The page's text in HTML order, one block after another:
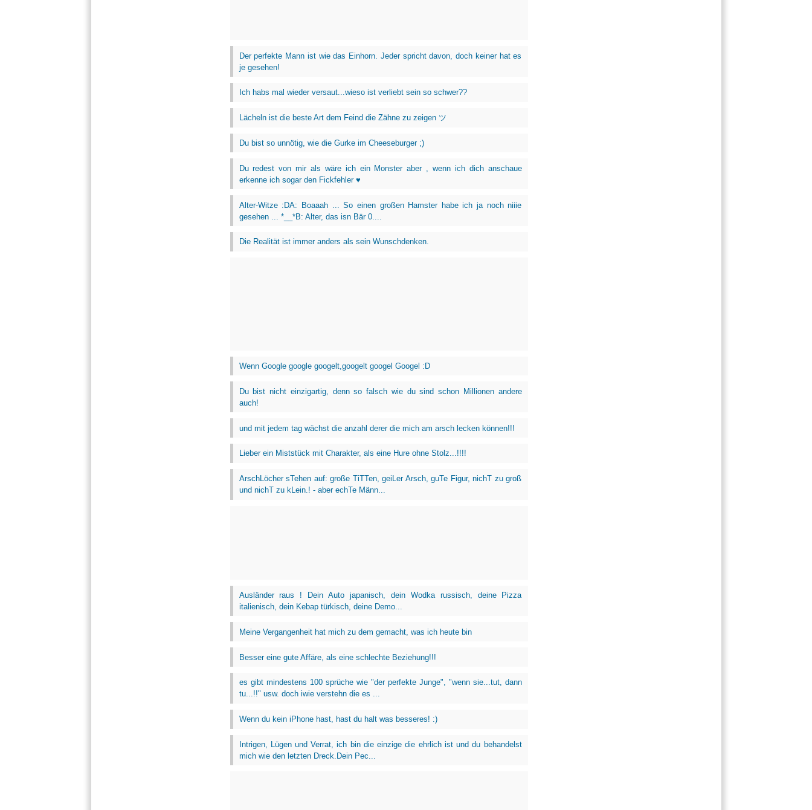
Der perfekte Mann ist wie das Einhorn. Jeder spricht davon, doch keiner hat es
je gesehen!
Ich habs mal wieder versaut...wieso ist verliebt sein so schwer??
Lächeln ist die beste Art dem Feind die Zähne zu zeigen ツ
Du bist so unnötig, wie die Gurke im Cheeseburger ;)
Du redest von mir als wäre ich ein Monster aber , wenn ich dich anschaue
erkenne ich sogar den Fickfehler ♥
Alter-Witze :DA: Boaaah ... So einen großen Hamster habe ich ja noch niiie
gesehen ... *__*B: Alter, das isn Bär 0....
Die Realität ist immer anders als sein Wunschdenken.
Wenn Google google googelt,googelt googel Googel :D
Du bist nicht einzigartig, denn so falsch wie du sind schon Millionen andere
auch!
und mit jedem tag wächst die anzahl derer die mich am arsch lecken können!!!
Lieber ein Miststück mit Charakter, als eine Hure ohne Stolz...!!!!
ArschLöcher sTehen auf: große TiTTen, geiLer Arsch, guTe Figur, nichT zu groß
und nichT zu kLein.! - aber echTe Männ...
Ausländer raus ! Dein Auto japanisch, dein Wodka russisch, deine Pizza
italienisch, dein Kebap türkisch, deine Demo...
Meine Vergangenheit hat mich zu dem gemacht, was ich heute bin
Besser eine gute Affäre, als eine schlechte Beziehung!!!
es gibt mindestens 100 sprüche wie "der perfekte Junge", "wenn sie...tut, dann
tu...!!" usw. doch iwie verstehn die es ...
Wenn du kein iPhone hast, hast du halt was besseres! :)
Intrigen, Lügen und Verrat, ich bin die einzige die ehrlich ist und du behandelst
mich wie den letzten Dreck.Dein Pec...